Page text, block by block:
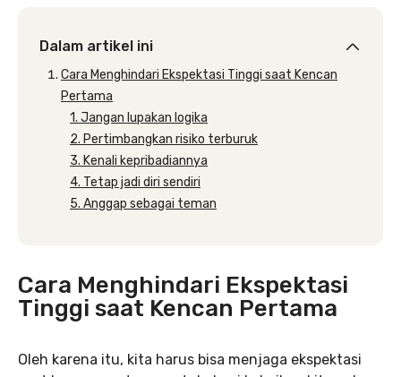
Dalam artikel ini
Cara Menghindari Ekspektasi Tinggi saat Kencan
Pertama
1. Jangan lupakan logika
2. Pertimbangkan risiko terburuk
3. Kenali kepribadiannya
4. Tetap jadi diri sendiri
5. Anggap sebagai teman
Cara Menghindari Ekspektasi
Tinggi saat Kencan Pertama
Oleh karena itu, kita harus bisa menjaga ekspektasi